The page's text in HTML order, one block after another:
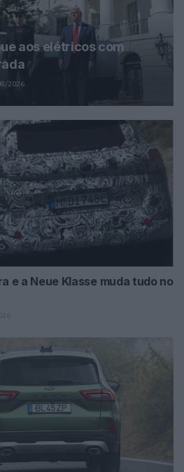
aos elétricos com
2026
e a Neue Klasse muda tudo no